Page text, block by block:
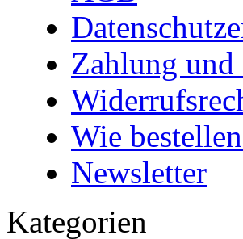
Zahlung
Wie
Newsletter
Kategorien